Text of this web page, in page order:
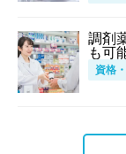
調剤
も可
資格